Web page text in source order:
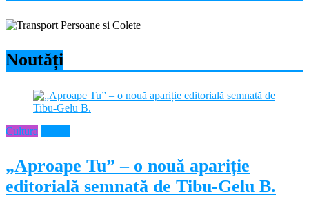
Noutăți
Cultura
„Aproape Tu” – o nouă apariție
editorială semnată de Tibu-Gelu B.